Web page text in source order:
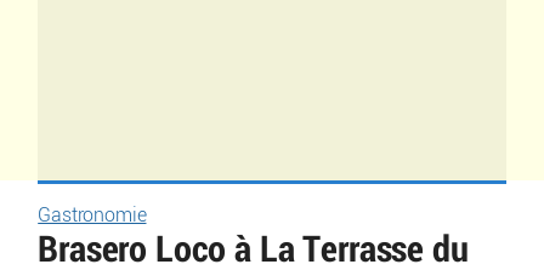
Gastronomie
Brasero Loco à La Terrasse du